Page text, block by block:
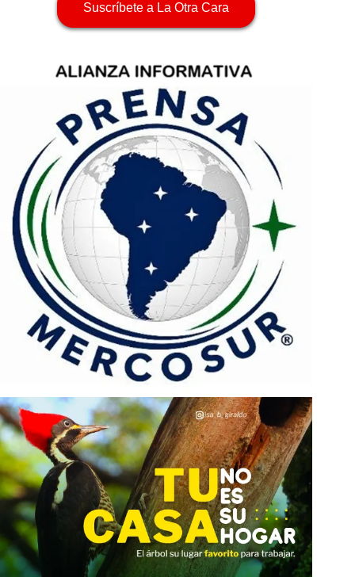
Suscríbete a La Otra Cara